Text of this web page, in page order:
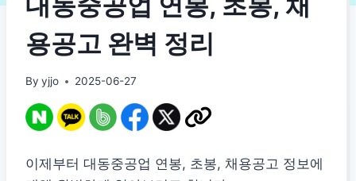
용공고 완벽 정리
By yjjo 2025-06-27
이제부터 대동중공업 연봉, 초봉, 채용공고 정보에